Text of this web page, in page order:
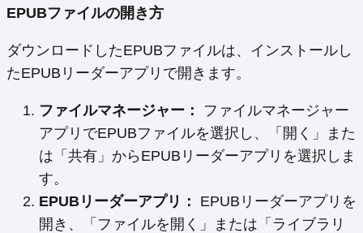
EPUBファイルの開き方
ダウンロードしたEPUBファイルは、インストールし
たEPUBリーダーアプリで開きます。
ファイルマネージャー：
ファイルマネージャー
アプリでEPUBファイルを選択し、「開く」また
は「共有」からEPUBリーダーアプリを選択しま
す。
EPUBリーダーアプリ：
EPUBリーダーアプリを
開き、「ファイルを開く」または「ライブラリ